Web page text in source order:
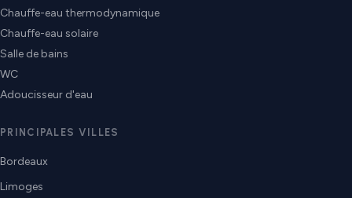
Chauffe-eau thermodynamique
Chauffe-eau solaire
Salle de bains
WC
Adoucisseur d'eau
PRINCIPALES VILLES
Bordeaux
Limoges